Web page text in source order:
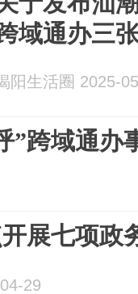
域通办三
阳生活圈 2025-
”跨域通办
展七项政
29